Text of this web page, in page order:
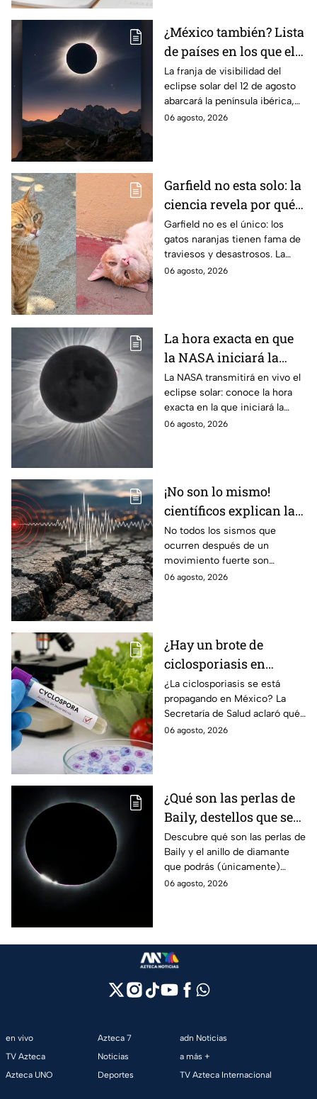
¿México también? Lista
de países en los que el
12 de agosto se verá el
eclipse solar total y en
los que será parcial
La franja de visibilidad del
eclipse solar del 12 de agosto
abarcará la península ibérica,
por lo que solo podrá
06 agosto, 2026
Garfield no esta solo: la
ciencia revela por qué
los gatos naranjas
tienen tanta fama de
hacer "desastres"
Garfield no es el único: los
gatos naranjas tienen fama de
traviesos y desastrosos. La
ciencia explica qué hay detrás
06 agosto, 2026
La hora exacta en que
la NASA iniciará la
transmisión en vivo
del eclipse solar
La NASA transmitirá en vivo el
eclipse solar: conoce la hora
exacta en la que iniciará la
cobertura para no perderte de
06 agosto, 2026
¡No son lo mismo!
científicos explican las
diferencias entre
enjambre sísmico y
réplicas
No todos los sismos que
ocurren después de un
movimiento fuerte son
réplicas. Científicos explican
06 agosto, 2026
¿Hay un brote de
ciclosporiasis en
México? Salud rompe
el silencio tras 33 casos
detectados
¿La ciclosporiasis se está
propagando en México? La
Secretaría de Salud aclaró qué
ocurre tras la detección de 33
06 agosto, 2026
¿Qué son las perlas de
Baily, destellos que se
podrán ver
ÚNICAMENTE durante
el eclipse solar 2026 del
12 de agosto?
Descubre qué son las perlas de
Baily y el anillo de diamante
que podrás (únicamente)
observar durante el eclipse
06 agosto, 2026
en vivo
TV Azteca
Azteca UNO
Azteca 7
Noticias
Deportes
adn Noticias
a más +
TV Azteca Internacional